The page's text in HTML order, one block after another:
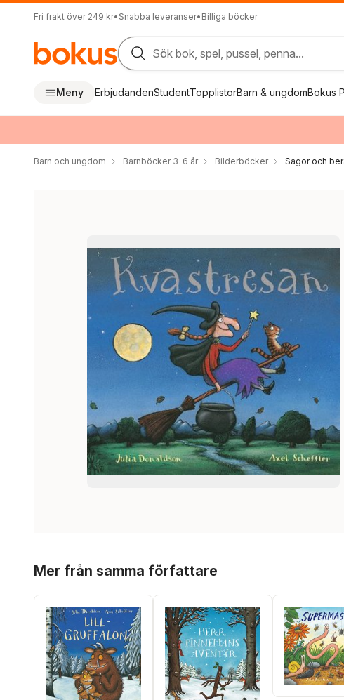
Fri frakt över 249 kr• Snabba leveranser• Billiga böcker
Sök bok, spel, pussel, penna...
Meny ErbjudandenStudentTopplistorBarn & ungdomBokus
Barn och ungdom Barnböcker 3-6 år Bilderböcker Sagor och
Mer från samma författare